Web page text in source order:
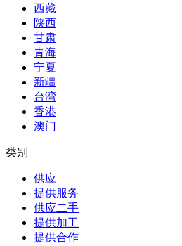
西藏
陕西
甘肃
青海
宁夏
新疆
台湾
香港
澳门
类别
供应
提供服务
供应二手
提供加工
提供合作